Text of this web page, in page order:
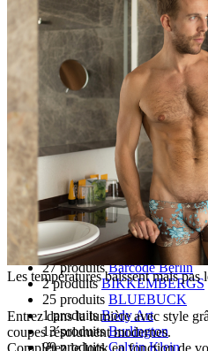
Sous-vêtements fabriqués en
Chaussettes fabriquées en
Maillots de bain fabriqués en
Débardeurs fabriqués en
T-Shirt fabriqués en France
Tout
6 produits
2(x)ist
1 produits 3G Actualwear
25 produits
Absolu Male
130 produits AD Fétish
1227 produitsADDICTED
6 produitsAdidas
1 produits Alexander COBB
13 produits
Andrew Christian
7 produits
27 produits Barcode Berlin
2 produits BIKKEMBERGS
25 produits BLUEBUCK
1 produits Body Art
13 produits Burlington
99 produits Calvin Klein
Les températures baissent mais pas
Entrez dans la lumière avec style
coupes résolument modernes.
Complétez le look en fonction de